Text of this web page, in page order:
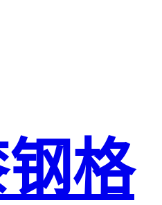
格